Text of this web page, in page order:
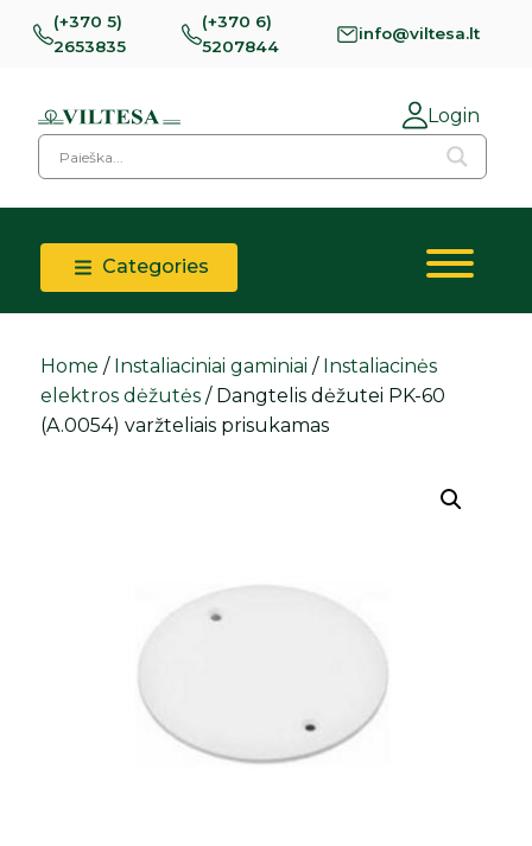
(+370 5)
2653835
(+370 6)
5207844
info@viltesa.lt
Login
Categories
Home / Instaliaciniai gaminiai / Instaliacinės
elektros dėžutės / Dangtelis dėžutei PK-60
(A.0054) varžteliais prisukamas